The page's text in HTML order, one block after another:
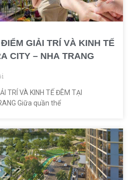
GIẢI TRÍ VÀ KINH TẾ
CITY – NHA TRANG
TRÍ VÀ KINH TẾ ĐÊM TẠI
Giữa quần thể